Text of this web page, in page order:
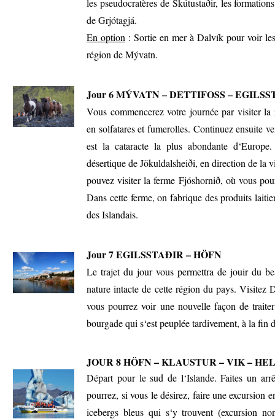
les pseudocratères de Skútustaðir, les
de Grjótagjá.
En option : Sortie en mer à Dalvík pour voir
région de Mývatn.
Jour 6 MÝVATN – DETTIFOSS –
Vous commencerez votre journée par visiter
en solfatares et fumerolles. Continuez ensuite
est la cataracte la plus abondante
désertique de Jökuldalsheiði, en direction de la
pouvez visiter la ferme Fjóshornið, où vous
Dans cette ferme, on fabrique des produits
des Islandais.
Jour 7 EGILSSTAÐIR – HÖFN
Le trajet du jour vous permettra de jouir du
nature intacte de cette région du pays.
vous pourrez voir une nouvelle façon de
bourgade qui s‘est peuplée tardivement, à la fin
JOUR 8 HÖFN – KLAUSTUR – VIK –
Départ pour le sud de l‘Islande. Faites un
pourrez, si vous le désirez, faire une excursion
icebergs bleus qui s‘y trouvent (excursion